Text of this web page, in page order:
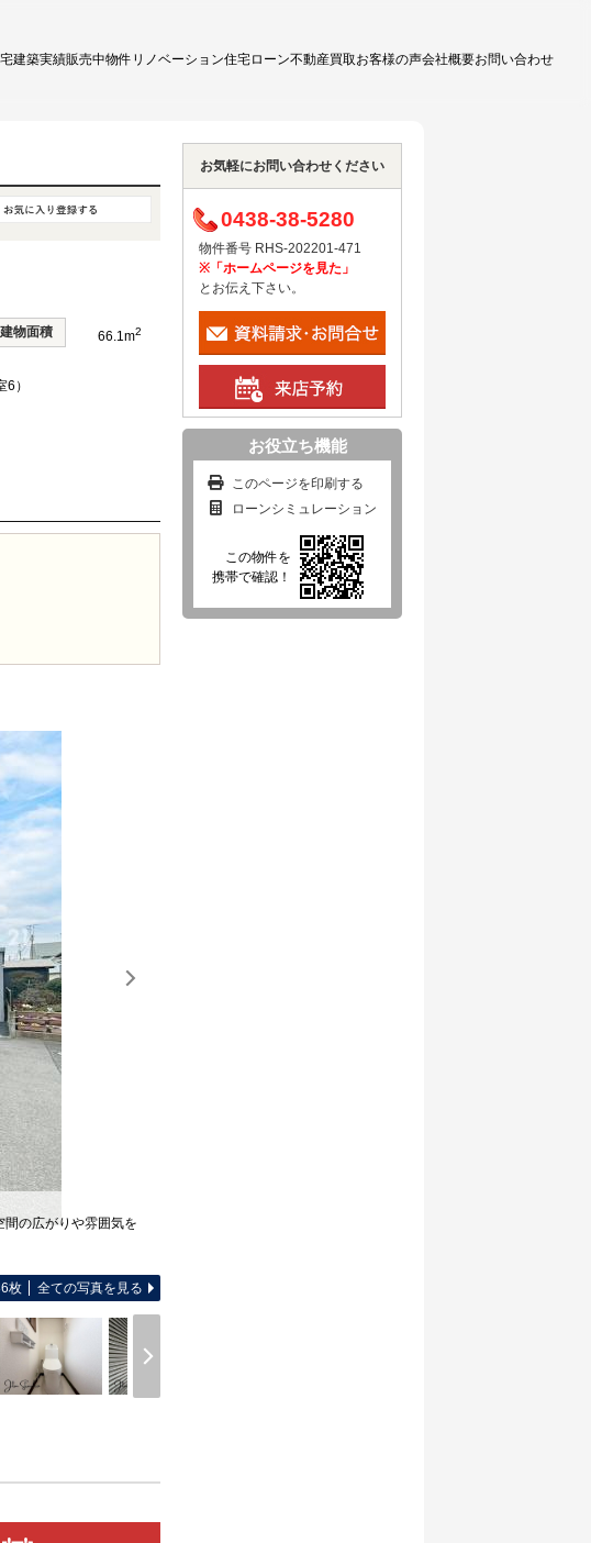
建築実績販売中物件 リノベーション住宅ローン不動産買取お客様の声会社概要お問い合わせ
建物面積 66.1m2
）
の広がりや雰囲気を
枚 全ての写真を見る
お気軽にお問い合わせください
0438-38-5280
物件番号 RHS-202201-471
※「ホームページを見た」
とお伝え下さい。
お役立ち機能
このページを印刷する
ローンシミュレーション
この物件を
携帯で確認！